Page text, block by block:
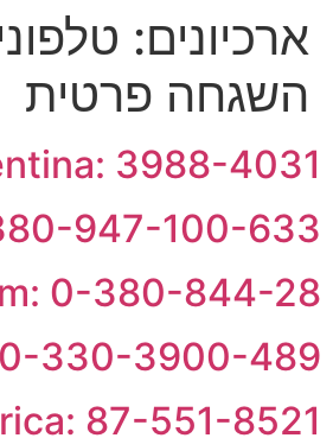
ארכיונים:
השגחה פרטית
3988-4031
947-100-633
0-380-844-28
0-330-3900-489
87-551-8521